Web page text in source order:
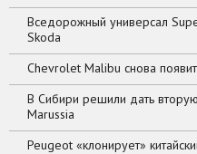
Вседорожный универсал
Skoda
Chevrolet Malibu снова
В Сибири решили дать
Marussia
Peugeot «клонирует»